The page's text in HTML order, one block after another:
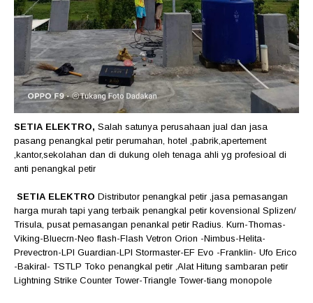
SETIA ELEKTRO, Salah satunya perusahaan jual dan jasa
pasang penangkal petir perumahan, hotel ,pabrik,apertement
,kantor,sekolahan dan di dukung oleh tenaga ahli yg profesioal di
anti penangkal petir
SETIA ELEKTRO Distributor penangkal petir ,jasa pemasangan
harga murah tapi yang terbaik penangkal petir kovensional Splizen/
Trisula, pusat pemasangan penankal petir Radius. Kurn-Thomas-
Viking-Bluecrn-Neo flash-Flash Vetron Orion -Nimbus-Helita-
Prevectron-LPI Guardian-LPI Stormaster-EF Evo -Franklin- Ufo Erico
-Bakiral- TSTLP Toko penangkal petir ,Alat Hitung sambaran petir
Lightning Strike Counter Tower-Triangle Tower-tiang monopole